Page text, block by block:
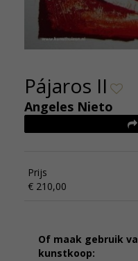
Pájaros II
Angeles Nieto
Prijs
€ 210,00
Of maak gebruik
kunstkoop: